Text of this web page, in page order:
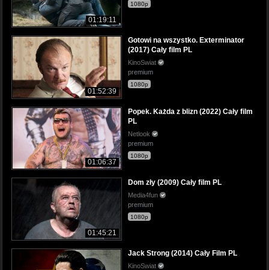
01:19:11
1080p
01:52:39
Gotowi na wszystko. Exterminator
(2017) Cały film PL
KinoSwiat
premium
1080p
01:06:37
Popek. Każda z blizn (2022) Cały film
PL
Netlook
premium
1080p
01:45:21
Dom zły (2009) Cały film PL
Media4fun
premium
1080p
Jack Strong (2014) Cały Film PL
KinoSwiat